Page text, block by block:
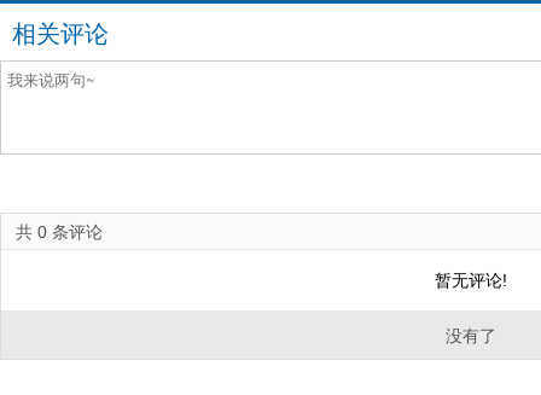
相关评论
共 0 条评论
暂无评论!
没有了